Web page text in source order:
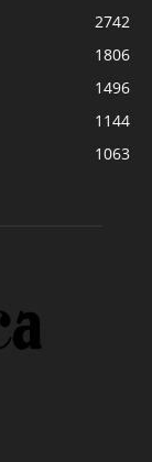
2742
1806
1496
1144
1063